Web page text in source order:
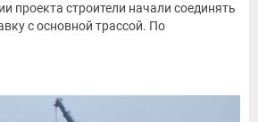
проекта строители начали соединять
с основной трассой. По